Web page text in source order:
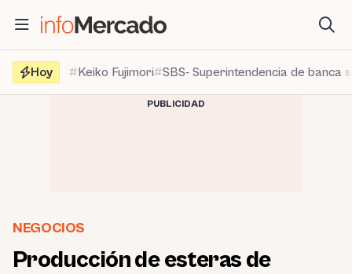
contenido
Hoy
Keiko Fujimori SBS- Superintendencia de banca
PUBLICIDAD
NEGOCIOS
Producción de esteras de